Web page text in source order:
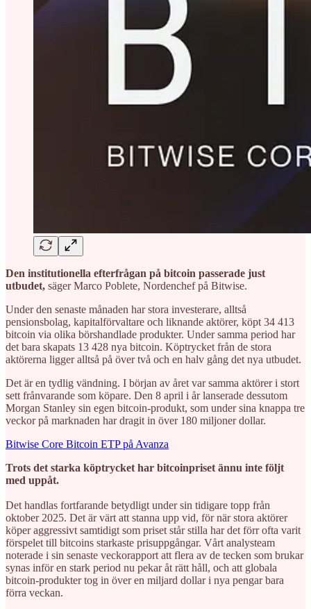
Den institutionella efterfrågan på bitcoin passerade just
utbudet, säger Marco Poblete, Nordenchef på Bitwise.
Under den senaste månaden har stora investerare, alltså
pensionsbolag, kapitalförvaltare och liknande aktörer, köpt 34 413
bitcoin via olika börshandlade produkter. Under samma period har
det bara skapats 13 428 nya bitcoin. Köptrycket från de stora
aktörerna ligger alltså på över två och en halv gång det nya utbudet.
Det är en tydlig vändning. I början av året var samma aktörer i stort
sett frånvarande som köpare. Den 8 april i år lanserade dessutom
Morgan Stanley sin egen bitcoin-produkt, som under sina knappa tre
veckor på marknaden har dragit in över 180 miljoner dollar.
Bitwise Core Bitcoin ETP på Avanza
Trots det starka köptrycket har bitcoinpriset ännu inte följt
med uppåt.
Det handlas fortfarande betydligt under sin tidigare topp från
oktober 2025. Det är värt att stanna upp vid, för när stora aktörer
köper aggressivt samtidigt som priset står stilla har det förr ofta varit
förspelet till bitcoins starkaste prisuppgångar. Vårt analysteam
noterade i sin senaste veckorapport att flera av de tecken som brukar
synas inför en stark period nu pekar åt rätt håll, och att globala
bitcoin-produkter tog in över en miljard dollar i nya pengar bara
förra veckan.